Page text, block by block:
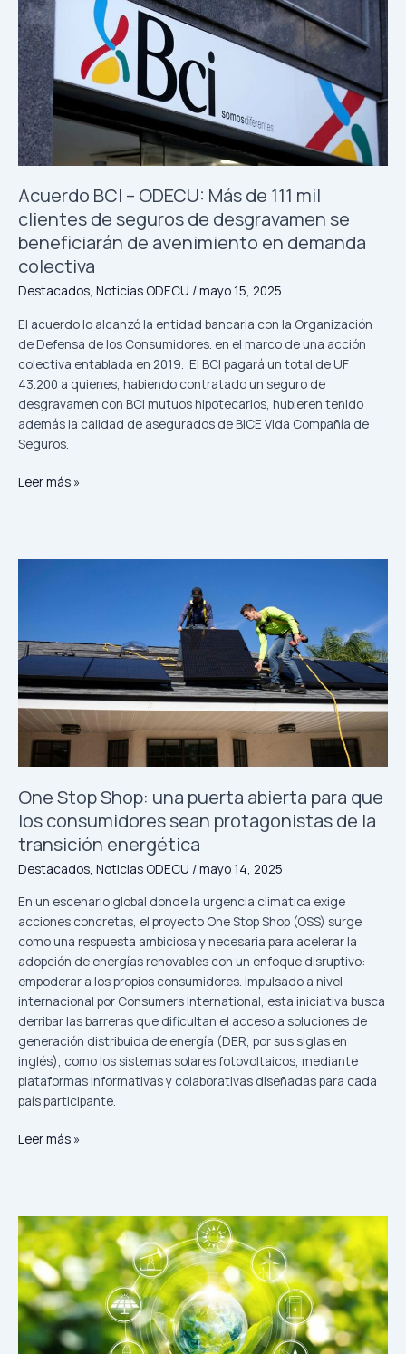
Acuerdo BCI – ODECU: Más de 111 mil
clientes de seguros de desgravamen se
beneficiarán de avenimiento en demanda
colectiva
Destacados, Noticias ODECU /mayo 15, 2025
El acuerdo lo alcanzó la entidad bancaria con la Organización
de Defensa de los Consumidores. en el marco de una acción
colectiva entablada en 2019. El BCI pagará un total de UF
43.200 a quienes, habiendo contratado un seguro de
desgravamen con BCI mutuos hipotecarios, hubieren tenido
además la calidad de asegurados de BICE Vida Compañía de
Seguros.
Acuerdo
BCI
–
ODECU:
Más
de
111
mil
clientes
de
de
desgravamen
se
beneficiarán
avenimiento
en
demanda
colectiva
Leer más »
One Stop Shop: una puerta abierta para que
los consumidores sean protagonistas de la
transición energética
Destacados Noticias ODECU /mayo 14, 2025
En un escenario global donde la urgencia climática exige
acciones concretas, el proyecto One Stop Shop (OSS) surge
como una respuesta ambiciosa y necesaria para acelerar la
adopción de energías renovables con un enfoque disruptivo:
empoderar a los propios consumidores. Impulsado a nivel
internacional por Consumers International, esta iniciativa busca
derribar las barreras que dificultan el acceso a soluciones de
generación distribuida de energía (DER, por sus siglas en
inglés), como los sistemas solares fotovoltaicos, mediante
plataformas informativas y colaborativas diseñadas para cada
país participante.
puerta
para
que
los
consumidores
sean
de
la
transición
energética
Leer más »
ODECU
llama
a
fortalecer
los
derechos
del